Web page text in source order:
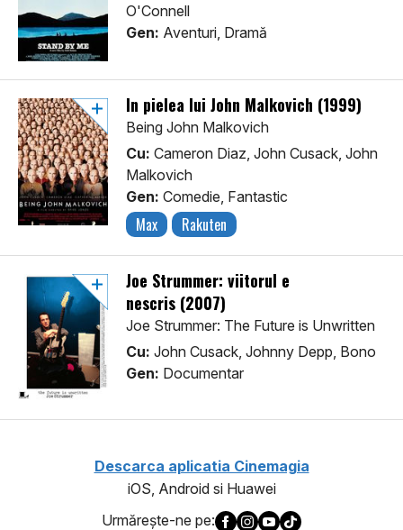
O'Connell
Gen: Aventuri, Dramă
În pielea lui John Malkovich (1999)
Being John Malkovich
Cu: Cameron Diaz, John Cusack, John
Malkovich
Gen: Comedie, Fantastic
Max Rakuten
Joe Strummer: viitorul e
nescris (2007)
Joe Strummer: The Future is Unwritten
Cu: John Cusack, Johnny Depp, Bono
Gen: Documentar
Descarca aplicatia Cinemagia
iOS, Android si Huawei
Urmăreşte-ne pe: